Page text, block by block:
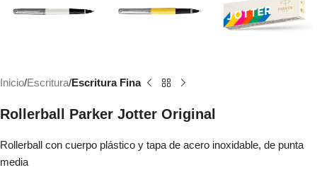
Inicio Escritura Escritura Fina
Rollerball Parker Jotter Original
Rollerball con cuerpo plástico y tapa de acero inoxidable, de punta
media